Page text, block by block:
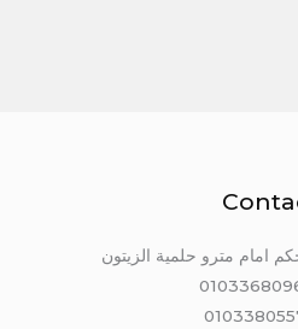
امام مترو حلمية الزيتون